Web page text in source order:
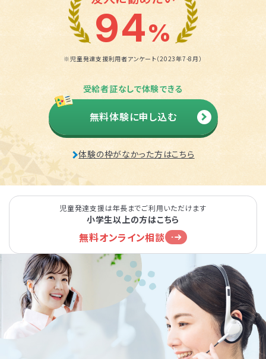
94%
※児童発達支援利用者アンケート（2023年7-8月）
受給者証なしで体験できる
無料体験に申し込む
体験の枠がなかった方はこちら
児童発達支援は年長までご利用いただけます
小学生以上の方はこちら
無料オンライン相談